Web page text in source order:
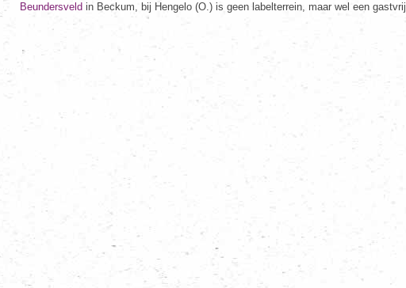
Beundersveld in Beckum, bij Hengelo (O.) is geen labelterrein, maar wel een